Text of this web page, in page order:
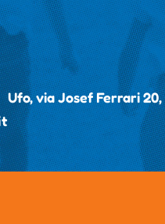
Ufo, via Josef Ferrari 20,